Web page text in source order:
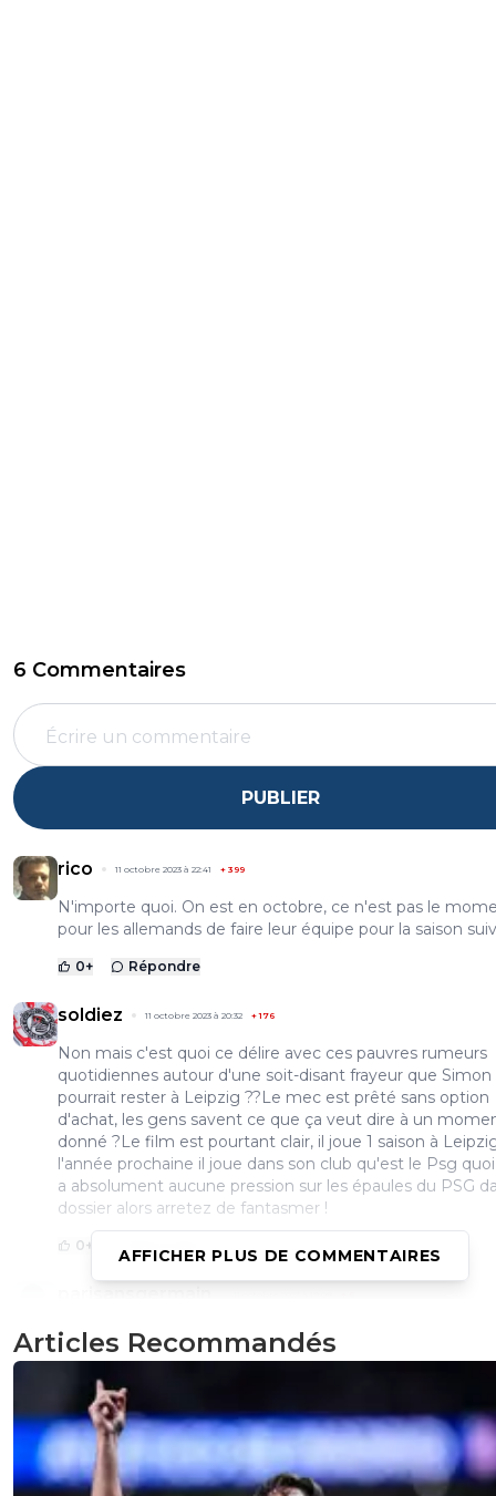
6 Commentaires
PUBLIER
rico 11 octobre 2023 à 22:41 + 399
N'importe quoi. On est en octobre, ce n'est pas le
pour les allemands de faire leur équipe pour la saison
0+ Répondre
soldiez 11 octobre 2023 à 20:32 +176
Non mais c'est quoi ce délire avec ces pauvres rumeurs
quotidiennes autour d'une soit-disant frayeur que Simon
pourrait rester à Leipzig ??Le mec est prêté sans option
d'achat, les gens savent ce que ça veut dire à un
donné ?Le film est pourtant clair, il joue 1 saison à
l'année prochaine il joue dans son club qu'est le Psg
a absolument aucune pression sur les épaules du PSG
dossier alors arretez de fantasmer !
0+
Il est juste preté sans possibilité d'achat.Il reviendra à
franck-caldarella
Il y a un contrat crétin
AFFICHER PLUS DE COMMENTAIRES
Articles Recommandés